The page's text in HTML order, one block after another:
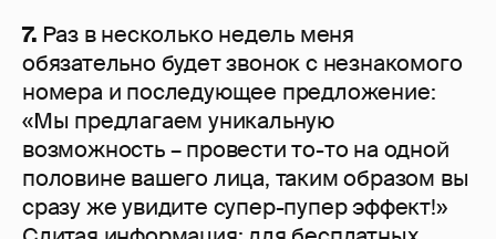
7. Раз в несколько недель меня
обязательно будет звонок с незнакомого
номера и последующее предложение:
«Мы предлагаем уникальную
возможность – провести то-то на одной
половине вашего лица, таким образом вы
сразу же увидите супер-пупер эффект!»